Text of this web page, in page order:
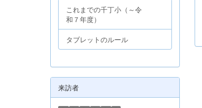
これまでの千丁小（～令
和７年度）
タブレットのルール
来訪者